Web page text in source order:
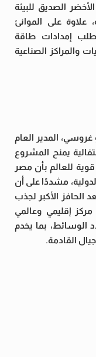
الصديق للبيئة
علاوة على الموانئ
إمدادات طاقة
الصناعية
المدير العام
يمنح المشروع
للعالم بأن مصر
مشددًا على أن
الحافز الأكبر لجذب
مركز إقليمي وعالمي
الوسائط، بما يخدم
القادمة.